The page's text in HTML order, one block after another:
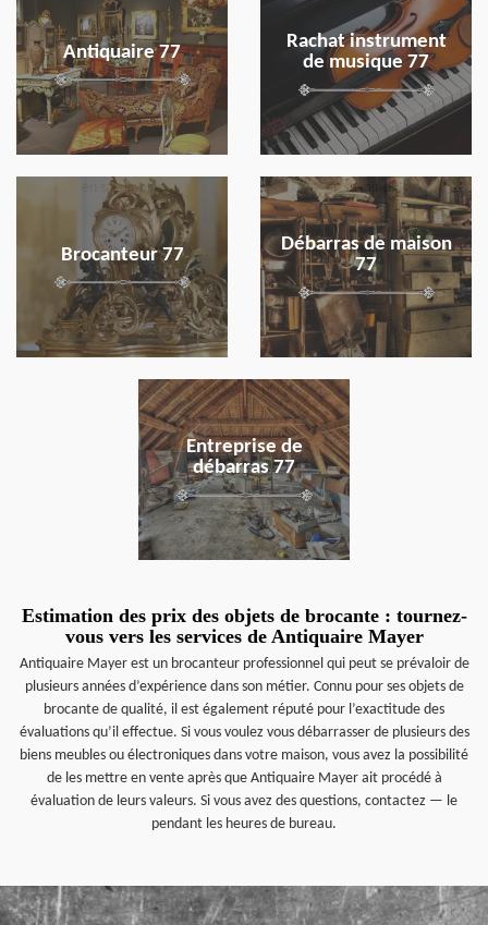
Antiquaire 77
Rachat instrument
de musique 77
Brocanteur 77
en savoir plus
Débarras de maison
77
en savoir plus
Entreprise de
débarras 77
en savoir plus
Estimation des prix des objets de brocante : tournez-
vous vers les services de Antiquaire Mayer
Antiquaire Mayer est un brocanteur professionnel qui peut se prévaloir de
plusieurs années d’expérience dans son métier. Connu pour ses objets de
brocante de qualité, il est également réputé pour l’exactitude des
évaluations qu’il effectue. Si vous voulez vous débarrasser de plusieurs des
biens meubles ou électroniques dans votre maison, vous avez la possibilité
de les mettre en vente après que Antiquaire Mayer ait procédé à
évaluation de leurs valeurs. Si vous avez des questions, contactez — le
pendant les heures de bureau.